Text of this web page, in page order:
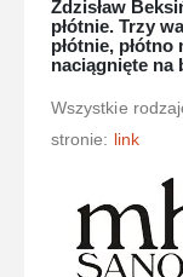
Zdzisław
płótnie. Trzy
płótnie,
naciągnięte na
Wszystkie
stronie: link